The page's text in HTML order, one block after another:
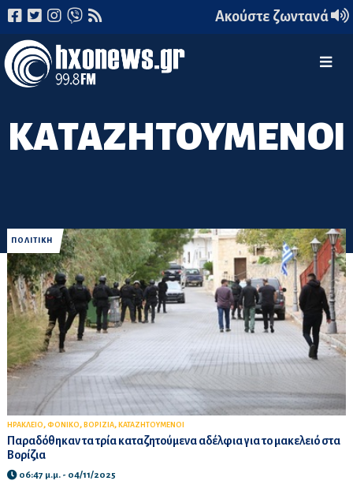
Ακούστε ζωντανά
ΚΑΤΑΖΗΤΟΥΜΕΝΟΙ
ΠΟΛΙΤΙΚΗ
ΗΡΑΚΛΕΙΟ, ΦΟΝΙΚΟ, ΒΟΡΙΖΙΑ, ΚΑΤΑΖΗΤΟΥΜΕΝΟΙ
Παραδόθηκαν τα τρία καταζητούμενα αδέλφια για το μακελειό στα
Βορίζια
06:47 μ.μ. - 04/11/2025